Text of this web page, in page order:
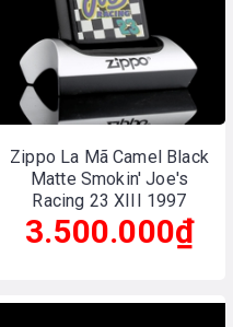
Zippo La Mã Camel Black
Matte Smokin' Joe's
Racing 23 XIII 1997
3.500.000₫